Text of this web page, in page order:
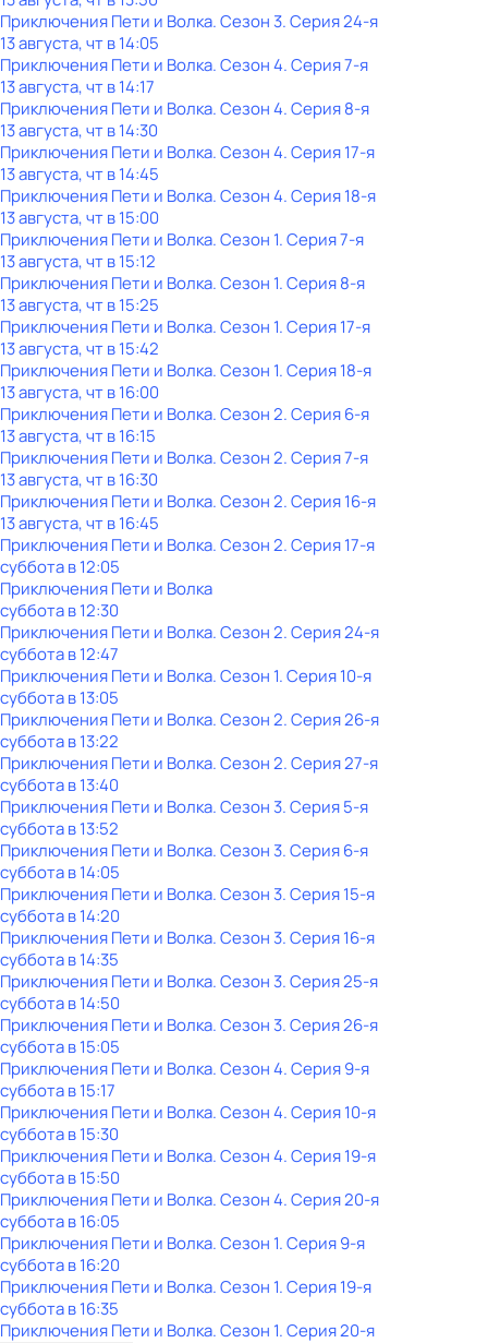
Приключения Пети и Волка. Сезон 3. Серия 24-я
13 августа, чт в 14:05
Приключения Пети и Волка. Сезон 4. Серия 7-я
13 августа, чт в 14:17
Приключения Пети и Волка. Сезон 4. Серия 8-я
13 августа, чт в 14:30
Приключения Пети и Волка. Сезон 4. Серия 17-я
13 августа, чт в 14:45
Приключения Пети и Волка. Сезон 4. Серия 18-я
13 августа, чт в 15:00
Приключения Пети и Волка. Сезон 1. Серия 7-я
13 августа, чт в 15:12
Приключения Пети и Волка. Сезон 1. Серия 8-я
13 августа, чт в 15:25
Приключения Пети и Волка. Сезон 1. Серия 17-я
13 августа, чт в 15:42
Приключения Пети и Волка. Сезон 1. Серия 18-я
13 августа, чт в 16:00
Приключения Пети и Волка. Сезон 2. Серия 6-я
13 августа, чт в 16:15
Приключения Пети и Волка. Сезон 2. Серия 7-я
13 августа, чт в 16:30
Приключения Пети и Волка. Сезон 2. Серия 16-я
13 августа, чт в 16:45
Приключения Пети и Волка. Сезон 2. Серия 17-я
субботав12:05
Приключения Пети и Волка
субботав12:30
Приключения Пети и Волка. Сезон 2. Серия 24-я
субботав12:47
Приключения Пети и Волка. Сезон 1. Серия 10-я
субботав13:05
Приключения Пети и Волка. Сезон 2. Серия 26-я
субботав13:22
Приключения Пети и Волка. Сезон 2. Серия 27-я
субботав13:40
Приключения Пети и Волка. Сезон 3. Серия 5-я
субботав13:52
Приключения Пети и Волка. Сезон 3. Серия 6-я
субботав14:05
Приключения Пети и Волка. Сезон 3. Серия 15-я
субботав14:20
Приключения Пети и Волка. Сезон 3. Серия 16-я
субботав14:35
Приключения Пети и Волка. Сезон 3. Серия 25-я
субботав14:50
Приключения Пети и Волка. Сезон 3. Серия 26-я
субботав15:05
Приключения Пети и Волка. Сезон 4. Серия 9-я
субботав15:17
Приключения Пети и Волка. Сезон 4. Серия 10-я
субботав15:30
Приключения Пети и Волка. Сезон 4. Серия 19-я
субботав15:50
Приключения Пети и Волка. Сезон 4. Серия 20-я
субботав16:05
Приключения Пети и Волка. Сезон 1. Серия 9-я
субботав16:20
Приключения Пети и Волка. Сезон 1. Серия 19-я
субботав16:35
Приключения Пети и Волка. Сезон 1. Серия 20-я